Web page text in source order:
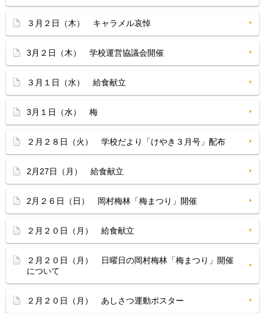
３月２日（木） キャラメル哀悼
3月２日（木） 学校運営協議会開催
３月１日（水） 給食献立
3月１日（水） 梅
２月２８日（火） 学校だより「けやき３月号」配布
2月27日（月） 給食献立
2月２６日（日） 岡村梅林「梅まつり」開催
２月２０日（月） 給食献立
２月２０日（月） 日曜日の岡村梅林「梅まつり」開催
について
２月２０日（月） あしさつ運動ポスター